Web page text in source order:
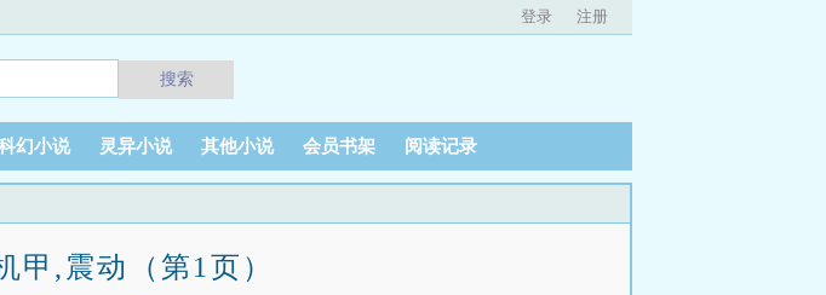
登录 注册
搜索
幻小说 灵异小说 其他小说 会员书架 阅读记录
甲,震动（第1页）